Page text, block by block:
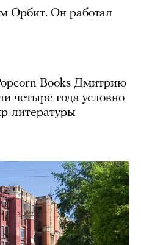
Орбит. Он работал
Books Дмитрию
четыре года условно
литературы